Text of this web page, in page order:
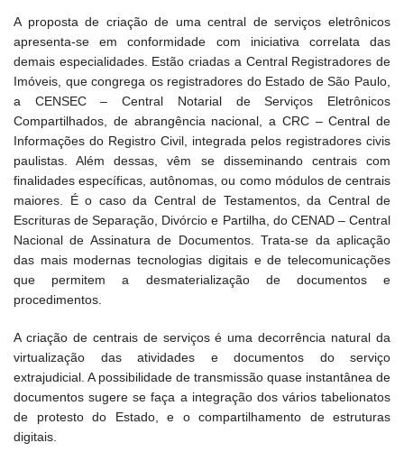
A proposta de criação de uma central de serviços eletrônicos
apresenta-se em conformidade com iniciativa correlata das
demais especialidades. Estão criadas a Central Registradores de
Imóveis, que congrega os registradores do Estado de São Paulo,
a CENSEC – Central Notarial de Serviços Eletrônicos
Compartilhados, de abrangência nacional, a CRC – Central de
Informações do Registro Civil, integrada pelos registradores civis
paulistas. Além dessas, vêm se disseminando centrais com
finalidades específicas, autônomas, ou como módulos de centrais
maiores. É o caso da Central de Testamentos, da Central de
Escrituras de Separação, Divórcio e Partilha, do CENAD – Central
Nacional de Assinatura de Documentos. Trata-se da aplicação
das mais modernas tecnologias digitais e de telecomunicações
que permitem a desmaterialização de documentos e
procedimentos.
A criação de centrais de serviços é uma decorrência natural da
virtualização das atividades e documentos do serviço
extrajudicial. A possibilidade de transmissão quase instantânea de
documentos sugere se faça a integração dos vários tabelionatos
de protesto do Estado, e o compartilhamento de estruturas
digitais.